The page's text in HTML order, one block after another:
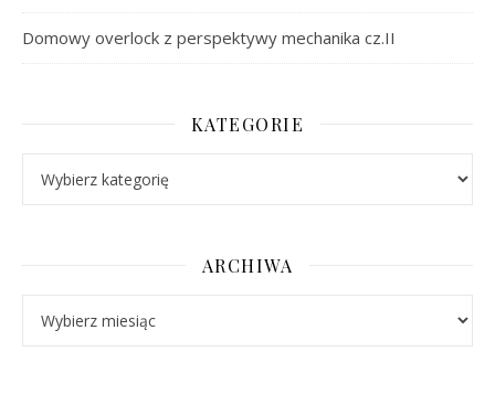
Domowy overlock z perspektywy mechanika cz.II
KATEGORIE
ARCHIWA